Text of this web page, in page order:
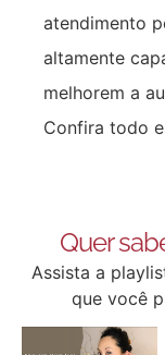
atendimento
altamente
melhorem a
Confira todo
Quer
Assista a
que você